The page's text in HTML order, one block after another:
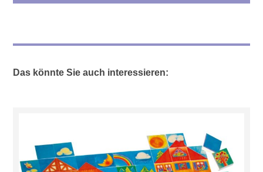
Das könnte Sie auch interessieren: